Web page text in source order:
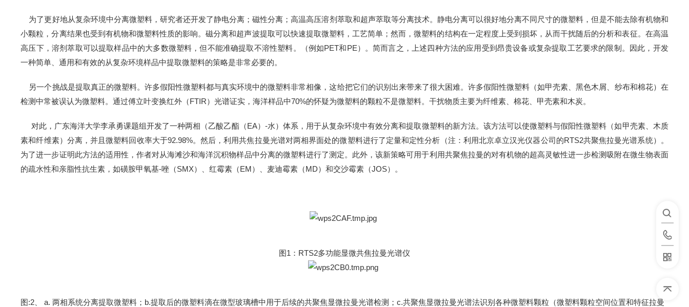
为了更好地从复杂环境中分离微塑料， 研究者还开发了静电分离 ；磁性分离；高温高压溶剂萃取和超声萃取等分离技术。静电分离可以很好地分离不同尺寸的微塑料 ，但是不能去除有机物和
小颗粒，分离结果也受到有机物和微塑料性质的影响。磁分离和超声波提取可以快速提取微塑料，工艺简单；然而，微塑料的结构在一定程度上受到损坏， 从而干扰随后的分析和表征。在高温
高压下，溶剂萃取可以提取样品中的大多数微塑料，但不能准确提取不溶性塑料。（例如PET和PE）。简而言之，上述四种方法的应用受到昂贵设备或复杂提取工艺要求的限制 。因此，开发
一种简单、通用和有效的从复杂环境样品中提取微塑料的策略是非常必要的。
另一个挑战是提取真正的微塑料。许多假阳性微塑料都与真实环境中的微塑料非常相像，这给把它们的识别出来带来了很大困难。许多假阳性微塑料（如甲壳素、黑色木屑、纱布和棉花）在
检测中常被误认为微塑料。通过傅立叶变换红外（FTIR）光谱证实，海洋样品中70%的怀疑为微塑料的颗粒不是微塑料。干扰物质主要为纤维素、棉花、甲壳素和木炭。
对此，广东海洋大学李承勇课题组开发了一种两相（乙酸乙酯（EA） -水）体系 ， 用于从复杂环境中有效分离和提取微塑料的新方法。该方法可以使微塑料与假阳性微塑料（如甲壳素、木质
素和纤维素）分离，并且微塑料回收率大于92.98%。然后，利用共焦拉曼光谱对两相界面处的微塑料进行了定量和定性分析 （注：利用北京卓立汉光仪器公司的RTS2共聚焦拉曼光谱系统）
。
为了进一步证明此方法的适用性， 作者对从海滩沙和海洋沉积物样品中分离的微塑料进行了测定。此外，该新策略可用于利用共聚焦拉曼的对有机物的超高灵敏性进一步检测吸附在微生物表面
的疏水性和亲脂性抗生素 ，如磺胺甲氧基-唑（SMX）、红霉素（EM）、麦迪霉素（MD）和交沙霉素（JOS）。
图1 ： RTS2多功能显微共焦拉曼光谱仪
图:2 、a.两相系统分离提取微塑料； b.提取后的微塑料滴在微型玻璃槽中用于后续的共聚焦显微拉曼光谱检测；c.共聚焦显微拉曼光谱法识别各种微塑料颗粒（微塑料颗粒空间位置和特征拉曼